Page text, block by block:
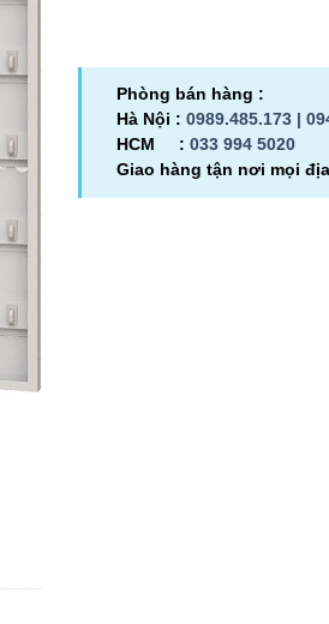
Phòng bán hàng :
Hà Nội : 0989.485.173 |
HCM : 033 994 5020
Giao hàng tận nơi mọi